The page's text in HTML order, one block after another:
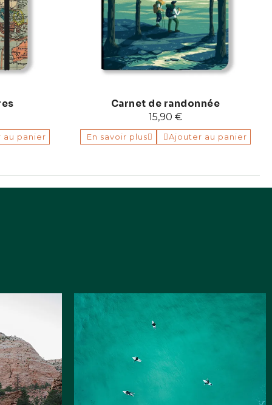
au panier
Carnet de randonnée
15,90 €
En savoir plus Ajouter au panier